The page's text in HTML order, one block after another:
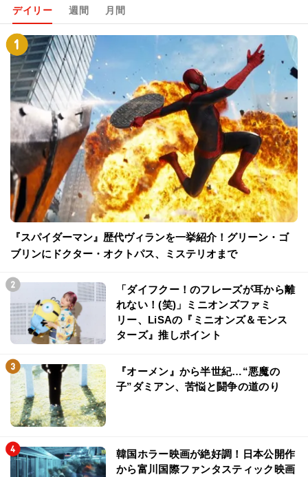
デイリー 週間 月間
『スパイダーマン』歴代ヴィランを一挙紹介！グリーン・ゴ
ブリンにドクター・オクトパス、ミステリオまで
「ダイフクー！のフレーズが耳から離
れない！(笑)」ミニオンズファミ
リー、LiSAの『ミニオンズ＆モンス
ターズ』推しポイント
『オーメン』から半世紀…“悪魔の
子”ダミアン、苦悩と闘争の道のり
韓国ホラー映画が絶好調！日本公開作
から富川国際ファンタスティック映画